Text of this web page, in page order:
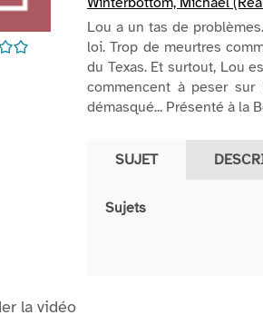
Lou a un tas de
loi. Trop de meurtres
du Texas. Et surtout, Lou
commencent à peser
démasqué... Présenté à la
SUJET
Sujets
la vidéo